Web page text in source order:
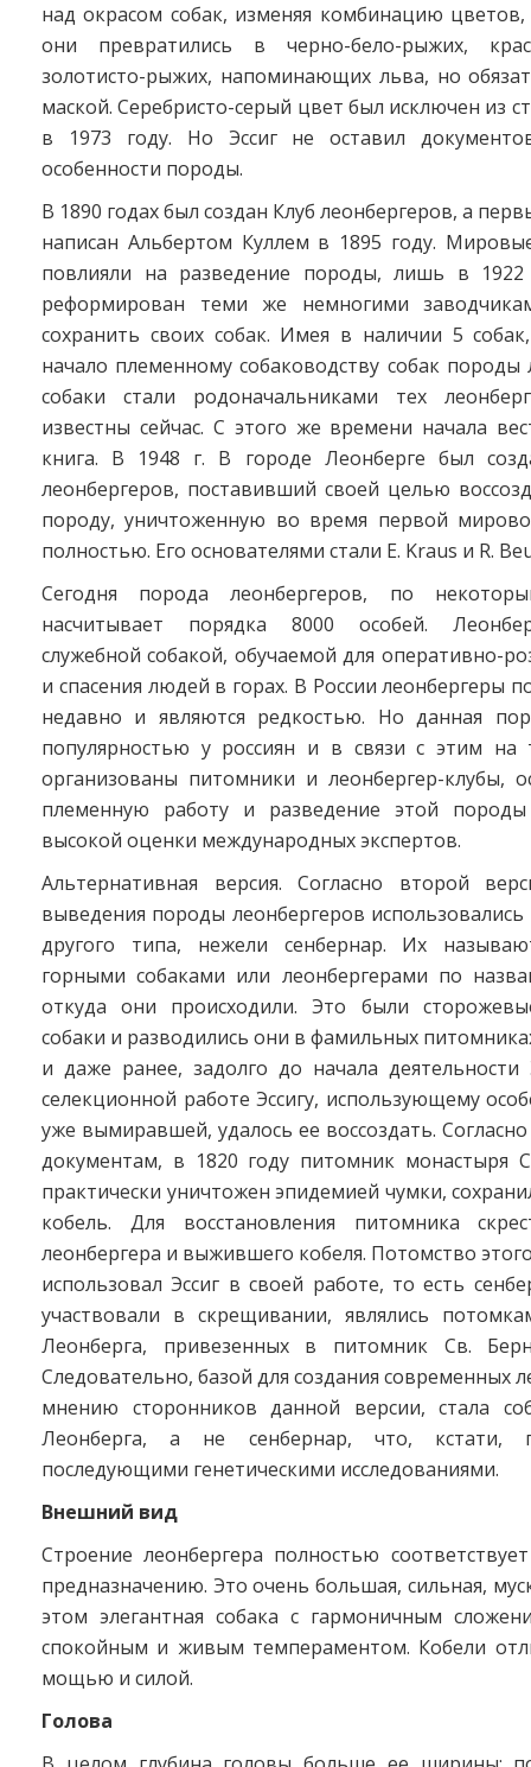
над окрасом собак, изменяя комбинацию
они превратились в черно-бело-рыжих,
золотисто-рыжих, напоминающих льва, но
маской. Серебристо-серый цвет был исключен из
в 1973 году. Но Эссиг не оставил
особенности породы.
В 1890 годах был создан Клуб леонбергеров, а
написан Альбертом Куллем в 1895 году.
повлияли на разведение породы, лишь в
реформирован теми же немногими
сохранить своих собак. Имея в наличии 5
начало племенному собаководству собак породы
собаки стали родоначальниками тех
известны сейчас. С этого же времени начала
книга. В 1948 г. В городе Леонберге был
леонбергеров, поставивший своей целью
породу, уничтоженную во время первой
полностью. Его основателями стали E. Kraus и R.
Сегодня порода леонбергеров, по
насчитывает порядка 8000 особей.
служебной собакой, обучаемой для оперативно-
и спасения людей в горах. В России леонбергеры
недавно и являются редкостью. Но данная
популярностью у россиян и в связи с этим на
организованы питомники и леонбергер-клубы,
племенную работу и разведение этой
высокой оценки международных экспертов.
Альтернативная версия. Согласно второй
выведения породы леонбергеров
другого типа, нежели сенбернар. Их
горными собаками или леонбергерами по
откуда они происходили. Это были
собаки и разводились они в фамильных
и даже ранее, задолго до начала деятельности
селекционной работе Эссигу, использующему
уже вымиравшей, удалось ее воссоздать.
документам, в 1820 году питомник монастыря
практически уничтожен эпидемией чумки,
кобель. Для восстановления питомника
леонбергера и выжившего кобеля. Потомство
использовал Эссиг в своей работе, то есть
участвовали в скрещивании, являлись
Леонберга, привезенных в питомник Св.
Следовательно, базой для создания современных
мнению сторонников данной версии, стала
Леонберга, а не сенбернар, что, кстати,
последующими генетическими исследованиями.
Внешний вид
Строение леонбергера полностью
предназначению. Это очень большая, сильная,
этом элегантная собака с гармоничным
спокойным и живым темпераментом. Кобели
мощью и силой.
Голова